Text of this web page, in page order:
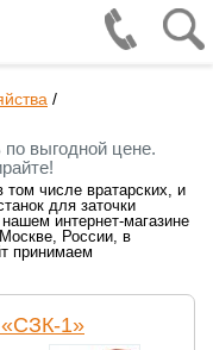
/
по выгодной цене.
том числе вратарских, и
для заточки
интернет-магазине
России, в
принимаем
«СЗК-1»